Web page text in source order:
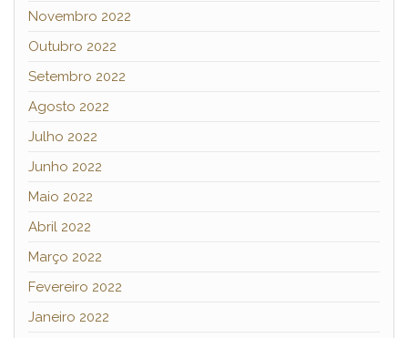
Novembro 2022
Outubro 2022
Setembro 2022
Agosto 2022
Julho 2022
Junho 2022
Maio 2022
Abril 2022
Março 2022
Fevereiro 2022
Janeiro 2022